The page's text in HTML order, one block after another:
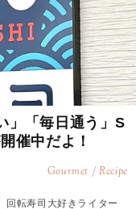
」「毎日通う」S
催中だよ！
Gourmet / Recipe
回転寿司大好きライター